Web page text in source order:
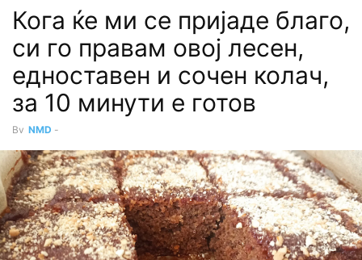
Кога ќе ми се пријаде благо,
си го правам овој лесен,
едноставен и сочен колач,
за 10 минути е готов
By NMD -